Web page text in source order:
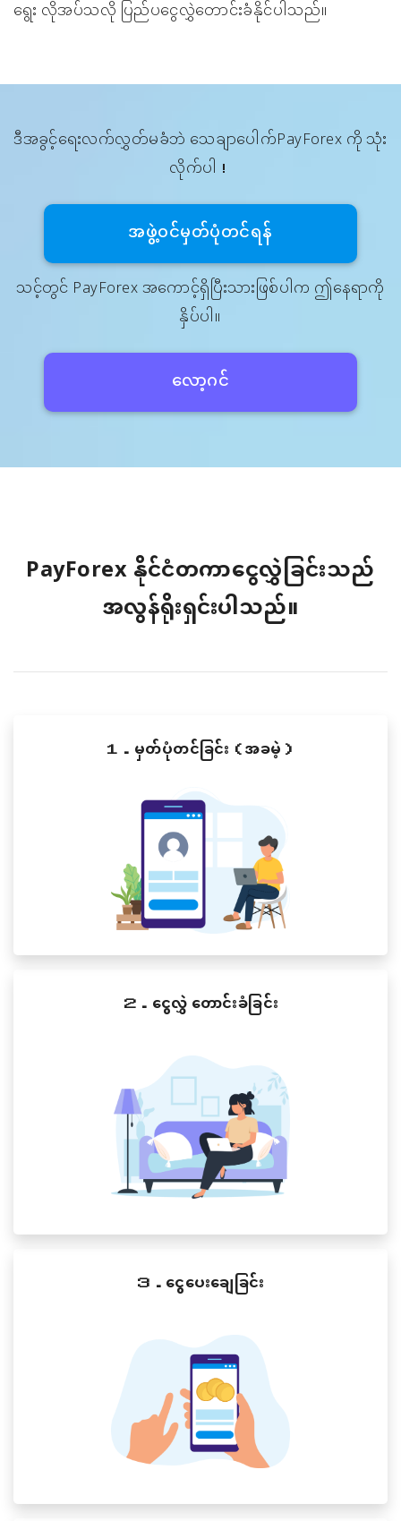
ရွေး လိုအပ်သလို ပြည်ပငွေလွှဲတောင်းခံနိုင်ပါသည်။
ဒီအခွင့်ရေးလက်လွှတ်မခံဘဲ သေချာပေါက်PayForex ကို သုံး
လိုက်ပါ！
သင့်တွင် PayForex အကောင့်ရှိပြီးသားဖြစ်ပါက ဤနေရာကို
နှိပ်ပါ။
အဖွဲ့၀င်မှတ်ပုံတင်ရန်
လော့ဂင်
PayForex နိုင်ငံတကာငွေလွှဲခြင်းသည်
အလွန်ရိုးရှင်းပါသည်။
１．မှတ်ပုံတင်ခြင်း（အခမဲ့）
２．ငွေလွှဲ တောင်းခံခြင်း
３．ငွေပေးချေခြင်း